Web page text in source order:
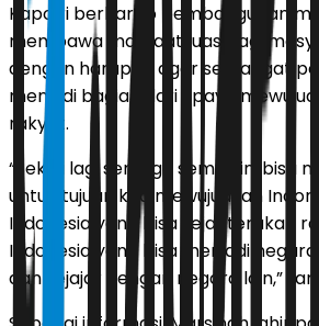
Kapolri berharap pembangunan
membawa manfaat luas bagi
dengan harapan agar semangat
menjadi bagian dari upaya
rakyat.
“Sekali lagi semoga semua ini bisa
untuk tujuan kita mewujudkan
Indonesia yang bisa sejahterakan
Indonesia yang bisa menjadi
dan sejajar dengan negara lain,”